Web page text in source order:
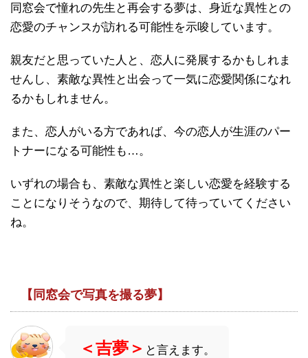
同窓会で憧れの先生と再会する夢は、身近な異性との
恋愛のチャンスが訪れる可能性を示唆しています。
親友だと思っていた人と、恋人に発展するかもしれま
せんし、素敵な異性と出会って一気に恋愛関係になれ
るかもしれません。
また、恋人がいる方であれば、今の恋人が生涯のパー
トナーになる可能性も…。
いずれの場合も、素敵な異性と楽しい恋愛を経験する
ことになりそうなので、期待して待っていてください
ね。
【同窓会で写真を撮る夢】
＜吉夢＞ と言えます。